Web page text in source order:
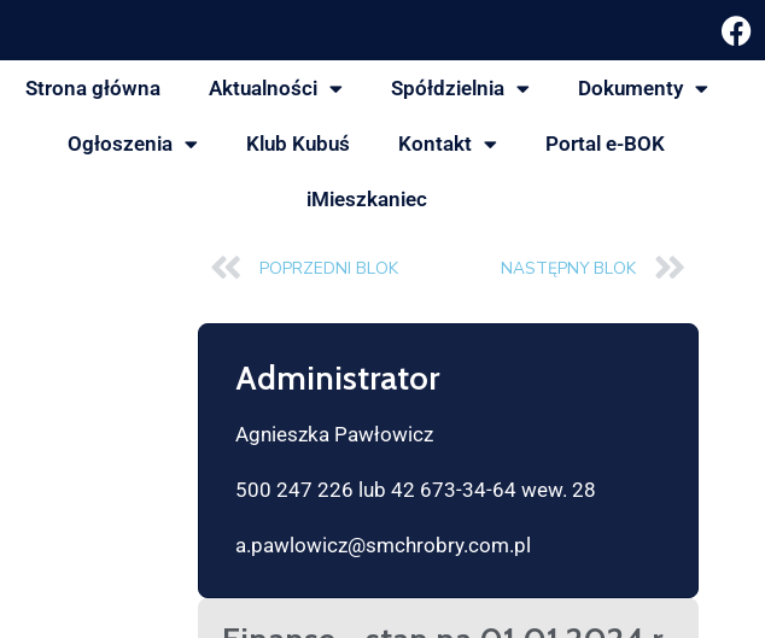
Strona główna Aktualności Spółdzielnia Dokumenty
Ogłoszenia Klub Kubuś Kontakt Portal e-BOK
iMieszkaniec
POPRZEDNI BLOK NASTĘPNY BLOK
Administrator
Agnieszka Pawłowicz
500 247 226 lub 42 673-34-64 wew. 28
a.pawlowicz@smchrobry.com.pl